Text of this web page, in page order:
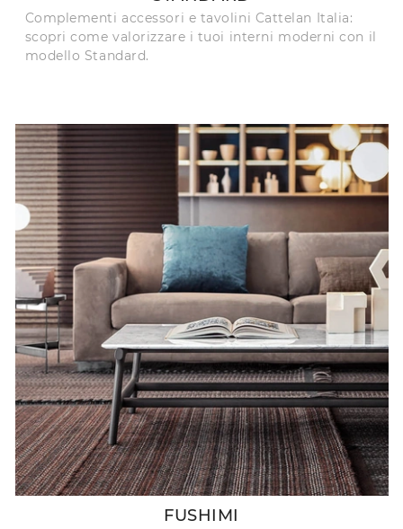
Complementi accessori e tavolini Cattelan Italia:
scopri come valorizzare i tuoi interni moderni con il
modello Standard.
FUSHIMI